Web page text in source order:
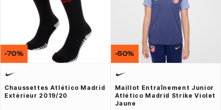
Chaussettes Atlético Madrid
Extérieur 2019/20
-70%
Maillot Entraînement Junior
Atlético Madrid Strike Violet
Jaune
-50%